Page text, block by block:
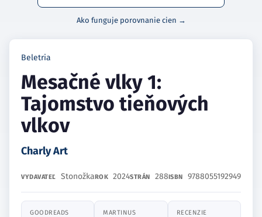
Ako funguje porovnanie cien →
Beletria
Mesačné vlky 1:
Tajomstvo tieňových
vlkov
Charly Art
VYDAVATEĽ StonožkaROK 2024STRÁN 288ISBN 9788055192949
GOODREADS MARTINUS RECENZIE